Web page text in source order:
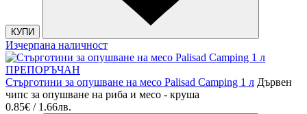
КУПИ
Изчерпана наличност
ПРЕПОРЪЧАН
Стърготини за опушване на месо Palisad Camping 1 л Дървен
чипс за опушване на риба и месо - круша
0.85€ / 1.66лв.